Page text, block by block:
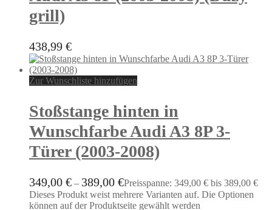
grill)
438,99 €
Zur Wunschliste hinzufügen
Stoßstange hinten in
Wunschfarbe Audi A3 8P 3-
Türer (2003-2008)
349,00 € – 389,00 €Preisspanne: 349,00 € bis 389,00 €
Dieses Produkt weist mehrere Varianten auf. Die Optionen
können auf der Produktseite gewählt werden